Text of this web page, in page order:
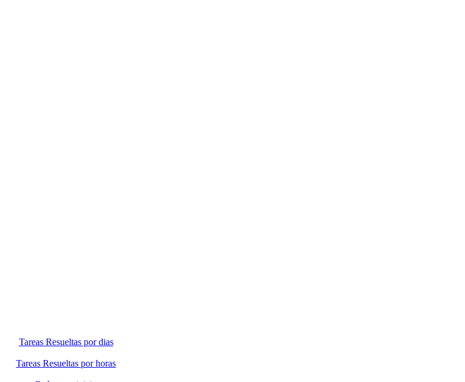
Tareas Resueltas por dias
Tareas Resueltas por horas